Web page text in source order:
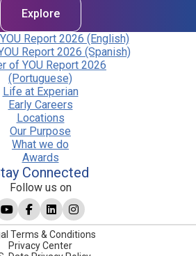
Explore
Report 2026 (English)
Report 2026 (Spanish)
of YOU Report 2026
(Portuguese)
Life at Experian
Early Careers
Locations
Our Purpose
What we do
Awards
Connected
Follow us on
Terms & Conditions
Privacy Center